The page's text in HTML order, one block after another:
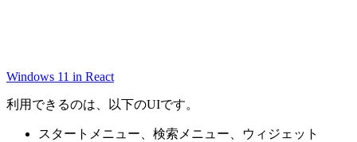
Windows 11 in React
利用できるのは、以下のUIです。
スタートメニュー、検索メニュー、ウィジェット